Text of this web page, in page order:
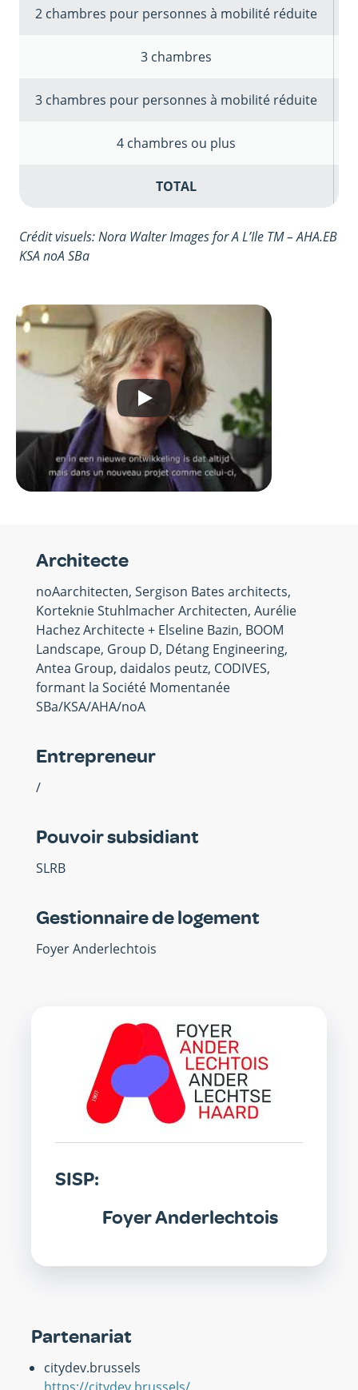
2 chambres pour personnes à mobilité réduite
3 chambres
3 chambres pour personnes à mobilité réduite
4 chambres ou plus
TOTAL
Crédit visuels: Nora Walter Images for A L’Ile TM – AHA.EB
KSA noA SBa
Architecte
noAarchitecten, Sergison Bates architects,
Korteknie Stuhlmacher Architecten, Aurélie
Hachez Architecte + Elseline Bazin, BOOM
Landscape, Group D, Détang Engineering,
Antea Group, daidalos peutz, CODIVES,
formant la Société Momentanée
SBa/KSA/AHA/noA
Entrepreneur
/
Pouvoir subsidiant
SLRB
Gestionnaire de logement
Foyer Anderlechtois
SISP:
Foyer Anderlechtois
Partenariat
citydev.brussels
https://citydev.brussels/